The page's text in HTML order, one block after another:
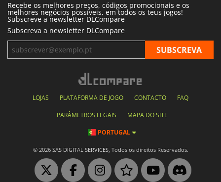
Recebe os melhores preços, códigos promocionais e os
melhores negócios possíveis, em todos os teus jogos!
Subscreve a newsletter DLCompare
Subscreva a newsletter DLCompare
LOJAS PLATAFORMA DE JOGO CONTACTO FAQ
PARÂMETROS LEGAIS MAPA DO SITE
PORTUGAL
© 2026 SAS DIGITAL SERVICES, Todos os direitos Reservados.